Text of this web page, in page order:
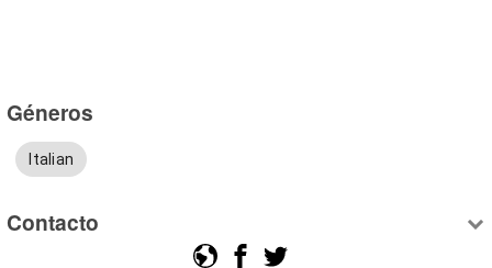
Géneros
Italian
Contacto